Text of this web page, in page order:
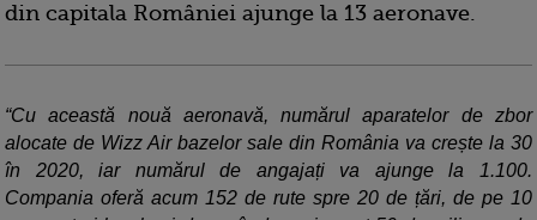
din capitala României ajunge la 13 aeronave.
“Cu această nouă aeronavă, numărul aparatelor de zbor
alocate de Wizz Air bazelor sale din România va crește la 30
în 2020, iar numărul de angajați va ajunge la 1.100.
Compania oferă acum 152 de rute spre 20 de țări, de pe 10